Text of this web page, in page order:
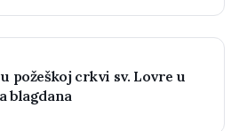
požeškoj crkvi sv. Lovre u
blagdana